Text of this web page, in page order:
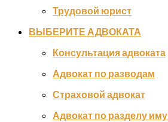
Трудовой юрист
ВЫБЕРИТЕ АДВОКАТА
Консультация адвоката
Адвокат по разводам
Страховой адвокат
Адвокат по разделу